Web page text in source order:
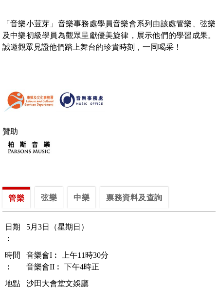
「音樂小荳芽」音樂事務處學員音樂會系列由該處管樂、弦樂
及中樂初級學員為觀眾呈獻優美旋律，展示他們的學習成果。
誠邀觀眾見證他們踏上舞台的珍貴時刻，一同喝采！
贊助
管樂 弦樂 中樂 票務資料及查詢
日期
︰
5月3日（星期日）
時間
︰
音樂會I︰ 上午11時30分
音樂會II︰ 下午4時正
地點
沙田大會堂文娛廳